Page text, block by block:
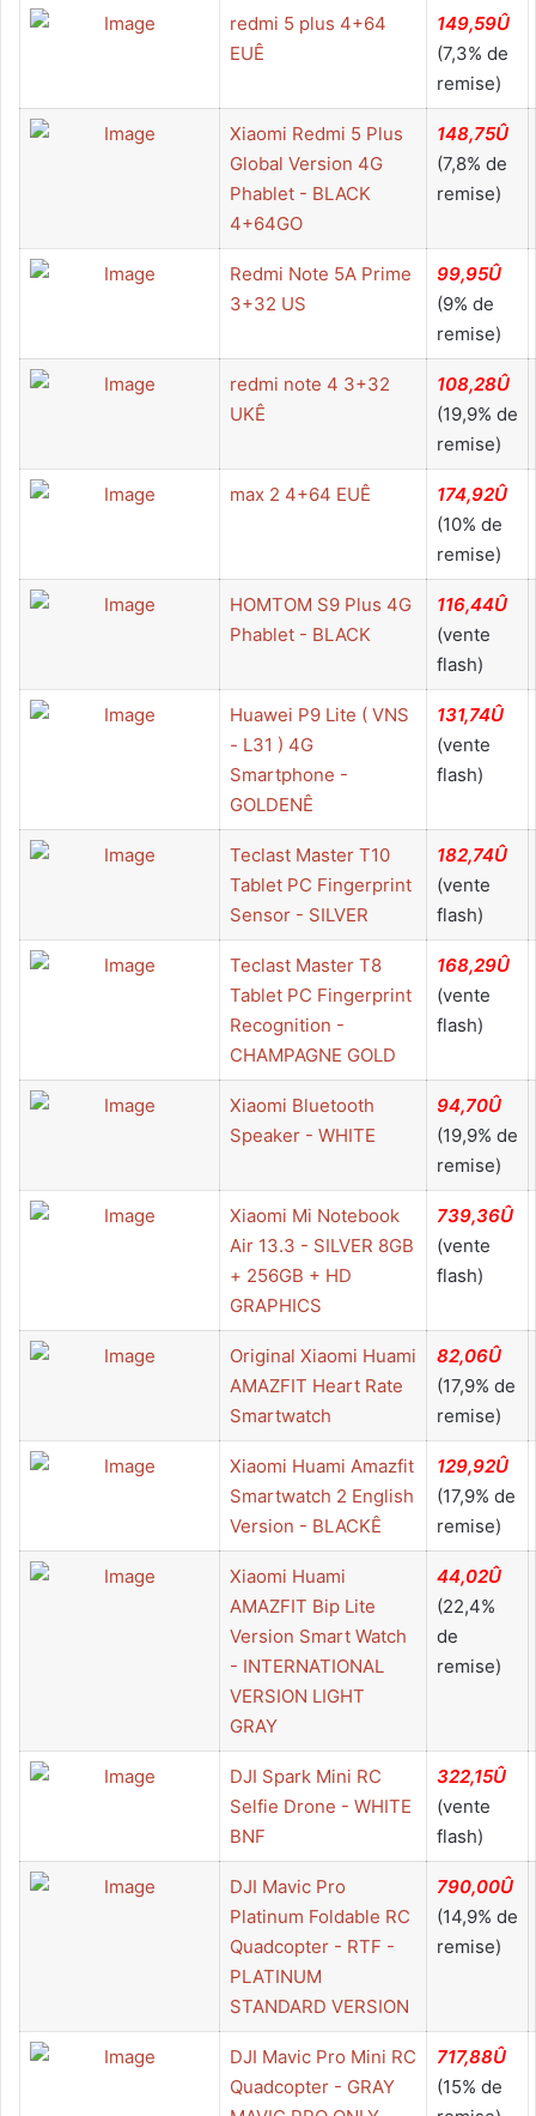
redmi 5 plus 4+64
EUÊ
149,59Û
(7,3% de
remise)
Xiaomi Redmi 5 Plus
Global Version 4G
Phablet - BLACK
4+64GO
148,75Û
(7,8% de
remise)
Redmi Note 5A Prime
3+32 US
99,95Û
(9% de
remise)
redmi note 4 3+32
UKÊ
108,28Û
(19,9% de
remise)
max 2 4+64 EUÊ
174,92Û
(10% de
remise)
HOMTOM S9 Plus 4G
Phablet - BLACK
116,44Û
(vente
flash)
Huawei P9 Lite ( VNS
- L31 ) 4G
Smartphone -
GOLDENÊ
131,74Û
(vente
flash)
Teclast Master T10
Tablet PC Fingerprint
Sensor - SILVER
182,74Û
(vente
flash)
Teclast Master T8
Tablet PC Fingerprint
Recognition -
CHAMPAGNE GOLD
168,29Û
(vente
flash)
Xiaomi Bluetooth
Speaker - WHITE
94,70Û
(19,9% de
remise)
Xiaomi Mi Notebook
Air 13.3 - SILVER 8GB
+ 256GB + HD
GRAPHICS
739,36Û
(vente
flash)
Original Xiaomi Huami
AMAZFIT Heart Rate
Smartwatch
82,06Û
(17,9% de
remise)
Xiaomi Huami Amazfit
Smartwatch 2 English
Version - BLACKÊ
129,92Û
(17,9% de
remise)
Xiaomi Huami
AMAZFIT Bip Lite
Version Smart Watch
- INTERNATIONAL
VERSION LIGHT
GRAY
44,02Û
(22,4%
de
remise)
DJI Spark Mini RC
Selfie Drone - WHITE
BNF
322,15Û
(vente
flash)
DJI Mavic Pro
Platinum Foldable RC
Quadcopter - RTF -
PLATINUM
STANDARD VERSION
790,00Û
(14,9% de
remise)
DJI Mavic Pro Mini RC
Quadcopter - GRAY
717,88Û
(15% de